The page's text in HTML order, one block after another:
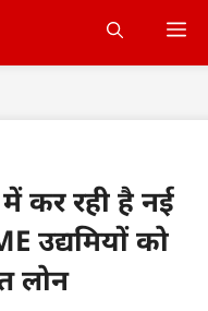
कर रही है नई
उद्यमियों को
लोन